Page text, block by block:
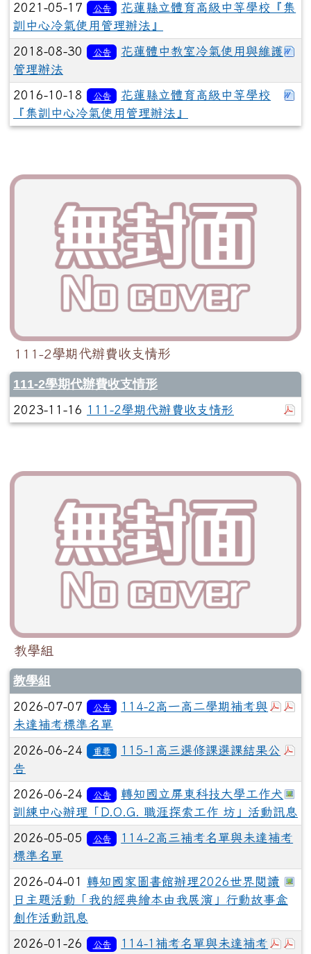
2021-05-17 公告
花蓮縣立體育高級中等學校『集
訓中心冷氣使用管理辦法』
2018-08-30 公告
花蓮體中教室冷氣使用與維護
管理辦法
2016-10-18 公告
花蓮縣立體育高級中等學校
『集訓中心冷氣使用管理辦法』
111-2學期代辦費收支情形
111-2學期代辦費收支情形
2023-11-16 111-2學期代辦費收支情形
教學組
教學組
於
2026-07-07 公告
114-2高一高二學期補考與
未達補考標準名單
2026-06-24 重要
115-1高三選修課選課結果公
告
2026-06-24 公告
轉知國立屏東科技大學工作犬
訓練中心辦理「D.O.G. 職涯探索工作 坊」活動訊息
2026-05-05 公告
114-2高三補考名單與未達補考
標準名單
2026-04-01 轉知國家圖書館辦理2026世界閱讀
日主題活動「我的經典繪本由我展演」行動故事盒
創作活動訊息
於
2026-01-26 公告
114-1補考名單與未達補考